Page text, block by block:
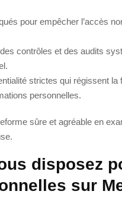
pour empêcher l’accès
contrôles et des audits
strictes qui régissent la
personnelles.
sûre et agréable en
disposez
sur